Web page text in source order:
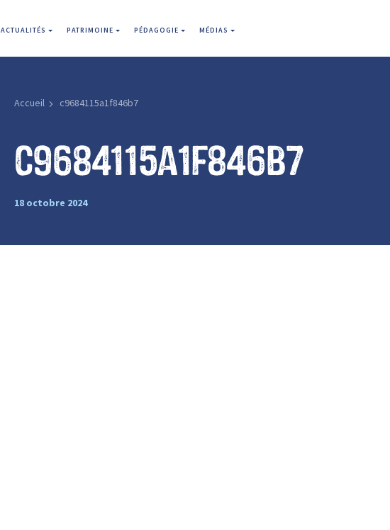
ACTUALITÉS PATRIMOINE PÉDAGOGIE MÉDIAS
Accueil c9684115a1f846b7
c9684115a1f846b7
18 octobre 2024